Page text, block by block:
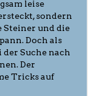
leise
sondern
Steiner und die
Doch als
Suche nach
Der
Tricks auf